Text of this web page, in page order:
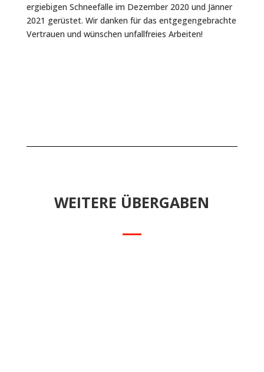
ergiebigen Schneefälle im Dezember 2020 und Jänner
2021 gerüstet. Wir danken für das entgegengebrachte
Vertrauen und wünschen unfallfreies Arbeiten!
WEITERE ÜBERGABEN